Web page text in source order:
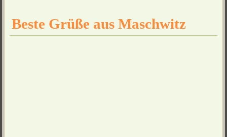
Beste Grüße aus Maschwitz